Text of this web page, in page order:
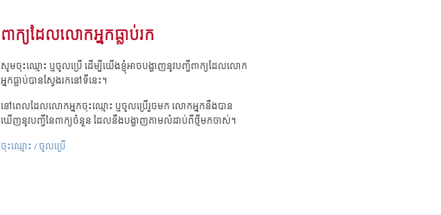
ពាក្យដែលលោកអ្នកធ្លាប់រក
សូមចុះឈ្មោះ ឬចូលប្រើ ដើម្បីយើងខ្ញុំអាចបង្ហាញនូវបញ្ជីពាក្យដែលលោក
អ្នកធ្លាប់បានស្វែងរកនៅទីនេះ។
នៅពេលដែលលោកអ្នកចុះឈ្មោះ ឬចូលប្រើរួចមក លោកអ្នកនឹងបាន
ឃើញនូវបញ្ជីនៃពាក្យចំនួន ដែលនឹងបង្ហាញតាមលំដាប់ពីថ្មីមកចាស់។
ចុះឈ្មោះ / ចូលប្រើ